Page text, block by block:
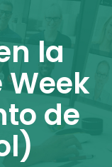
la
Week
de